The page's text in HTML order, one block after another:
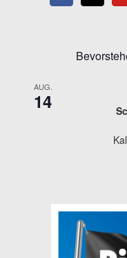
AUG.
14